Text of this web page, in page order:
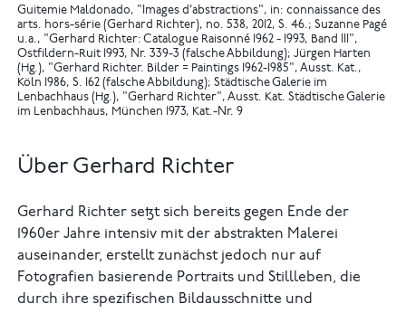
Guitemie Maldonado, "Images d’abstractions", in: connaissance des
arts. hors-série (Gerhard Richter), no. 538, 2012, S. 46.
Suzanne Pagé
u.a., "Gerhard Richter: Catalogue Raisonné 1962 - 1993, Band III",
Ostfildern-Ruit 1993, Nr. 339-3 (falsche Abbildung) Jürgen Harten
(Hg.), "Gerhard Richter. Bilder = Paintings 1962-1985", Ausst. Kat.,
Köln 1986, S. 162 (falsche Abbildung) Städtische Galerie im
Lenbachhaus (Hg.), "Gerhard Richter", Ausst. Kat. Städtische Galerie
im Lenbachhaus, München 1973, Kat.-Nr. 9
Über Gerhard Richter
Gerhard Richter setzt sich bereits gegen Ende der
1960er Jahre intensiv mit der abstrakten Malerei
auseinander, erstellt zunächst jedoch nur auf
Fotografien basierende Portraits und Stillleben, die
durch ihre spezifischen Bildausschnitte und